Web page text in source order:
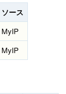
ソース
MyIP
MyIP